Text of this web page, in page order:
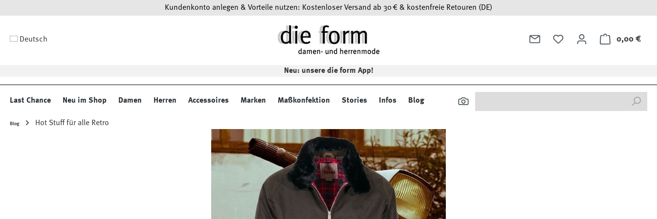
Kundenkonto anlegen & Vorteile nutzen: Kostenloser Versand ab 30 € & kostenfreie Retouren (DE)
Deutsch 0,00 €
Neu: unsere die form App!
Last Chance Neu im Shop Damen Herren Accessoires Marken Maßkonfektion Stories Infos Blog
Blog Hot Stuff für alle Retro